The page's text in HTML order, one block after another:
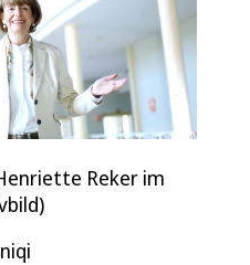
Reker im